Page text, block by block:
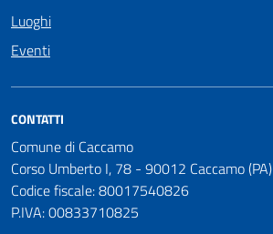
Luoghi
Eventi
CONTATTI
Comune di Caccamo
Corso Umberto I, 78 - 90012 Caccamo (PA)
Codice fiscale: 80017540826
P.IVA: 00833710825